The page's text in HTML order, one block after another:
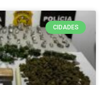
CIDADES